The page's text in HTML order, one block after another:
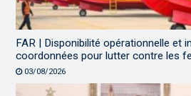
FAR | Disponibilité opérationnelle et
coordonnées pour lutter contre les
03/08/2026